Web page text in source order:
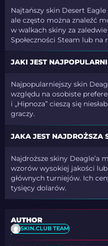
Najtańszy skin Desert
ale często można znaleźć
w walkach skiny za
Społeczności Steam lub
JAKI JEST
Najpopularniejszy skin
względu na osobiste
i „Hipnoza” cieszą się
graczy.
JAKA JEST NAJDROŻSZA
Najdroższe skiny Deagle’a
wzorów wysokiej jakości
głównych turniejów. Ich
tysięcy dolarów.
AUTHOR
SKIN.CLUB TEAM